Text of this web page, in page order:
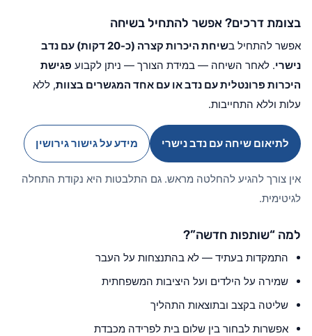
בצומת דרכים? אפשר להתחיל בשיחה
אפשר להתחיל ב
שיחת היכרות קצרה (כ-20 דקות) עם נדב
נישרי. לאחר השיחה — במידת הצורך — ניתן לקבוע פגישת
היכרות פרונטלית עם נדב או עם אחד המגשרים בצוות, ללא
עלות וללא התחייבות.
לתיאום שיחה עם נדב נישרי מידע על גישור גירושין
אין צורך להגיע להחלטה מראש. גם התלבטות היא נקודת התחלה
לגיטימית.
למה “שותפות חדשה”?
התמקדות בעתיד — לא בהתנצחות על העבר
שמירה על הילדים ועל היציבות המשפחתית
שליטה בקצב ובתוצאות התהליך
אפשרות לבחור בין שלום בית לפרידה מכבדת